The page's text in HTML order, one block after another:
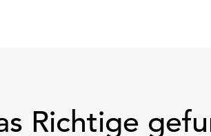
Richtige